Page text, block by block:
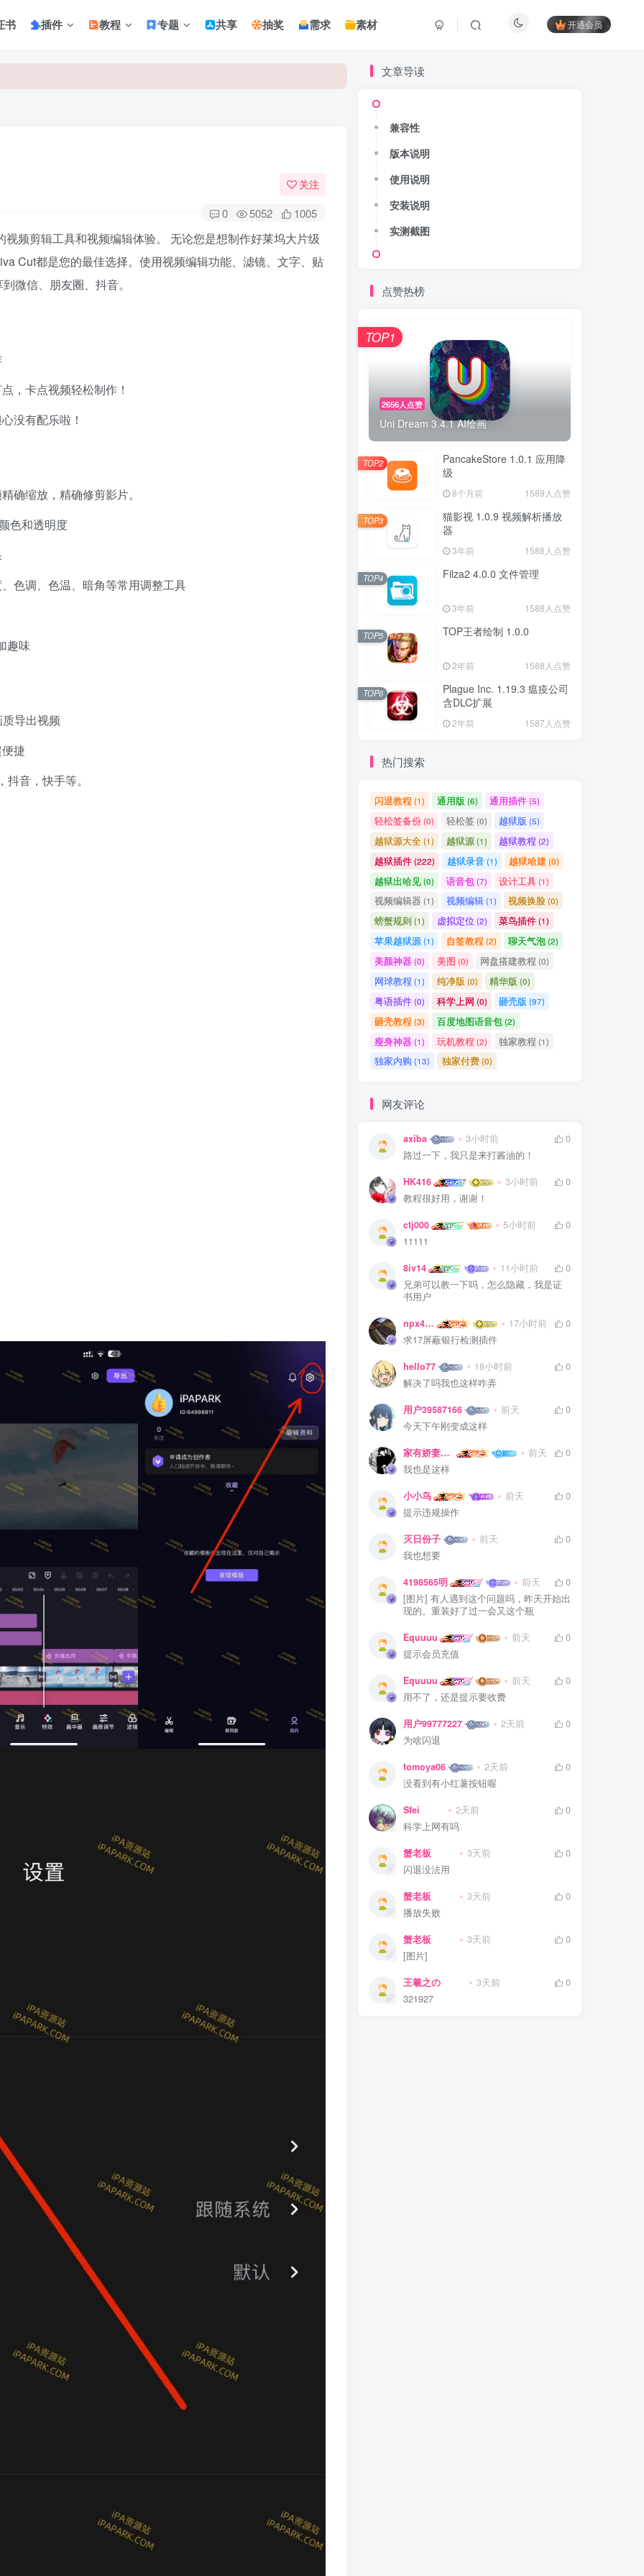
书 插件 教程 专题 共享 抽奖 需求 素材 开通会员
关注
0 5052 1005
频剪辑工具和视频编辑体验。 无论您是想制作好莱坞大片级
Cut都是您的最佳选择。使用视频编辑功能、滤镜、文字、贴
微信、朋友圈、抖音。
，卡点视频轻松制作！
没有配乐啦！
确缩放，精确修剪影片。
色和透明度
色调、色温、暗角等常用调整工具
趣味
导出视频
捷
音，快手等。
文章导读
兼容性
版本说明
使用说明
安装说明
实测截图
点赞热榜
2656人点赞
Uni Dream 3.4.1 AI绘画
TOP1
PancakeStore 1.0.1 应用降
级
8个月前 1589人点赞
TOP2
猫影视 1.0.9 视频解析播放
器
3年前 1588人点赞
TOP3
Filza2 4.0.0 文件管理
3年前 1588人点赞
TOP4
TOP王者绘制 1.0.0
2年前 1588人点赞
TOP5
Plague Inc. 1.19.3 瘟疫公司
含DLC扩展
2年前 1587人点赞
TOP6
热门搜索
闪退教程 (1) 通用版 (6) 通用插件(5)
轻松签备份(0) 轻松签(0) 越狱版 (5)
越狱源大全(1) 越狱源(1) 越狱教程 (2)
越狱插件(222) 越狱录音(1) 越狱哈建(0)
越狱出哈见(0) 语音包(7) 设计工具(1)
视频编辑器 (1) 视频编辑(1) 视频换脸(0)
螃蟹规则(1) 虚拟定位 (2) 菜鸟插件(1)
苹果越狱源(1) 自签教程 (2) 聊天气泡(2)
美颜神器(0) 美图 (0) 网盘搭建教程 (0)
网球教程 (1) 纯净版 (0) 精华版 (0)
粤语插件(0) 科学上网 (0) 砸壳版 (97)
砸壳教程 (3) 百度地图语音包(2)
瘦身神器(1) 玩机教程 (2) 独家教程 (1)
独家内购 (13) 独家付费(0)
网友评论
axiba 3小时前
0
路过一下，我只是来打酱油的！
HK416 3小时前
0
教程很好用，谢谢！
ctj000 5小时前
0
11111
8iv14 11小时前
0
兄弟可以教一下吗，怎么隐藏，我是证
书用户
npx475805841 17小时前
0
求17屏蔽银行检测插件
hello77 18小时前
0
解决了吗我也这样咋弄
用户39587166 前天
0
今天下午刚变成这样
家有娇妻扁鹊难医 前天
0
我也是这样
小小鸟 前天
0
提示违规操作
灭日份子 前天
0
我也想要
4198565明 前天
0
[图片] 有人遇到这个问题吗，昨天开始出
现的。重装好了过一会又这个瓶
Equuuu 前天
0
提示会员充值
Equuuu 前天
0
用不了，还是提示要收费
用户99777227 2天前
0
为啥闪退
tomoya06 2天前
0
没看到有小红薯按钮喔
Sfei 2天前
0
科学上网有吗
蟹老板 3天前
0
闪退没法用
蟹老板 3天前
0
播放失败
蟹老板 3天前
0
[图片]
王羲之の 3天前
0
321927